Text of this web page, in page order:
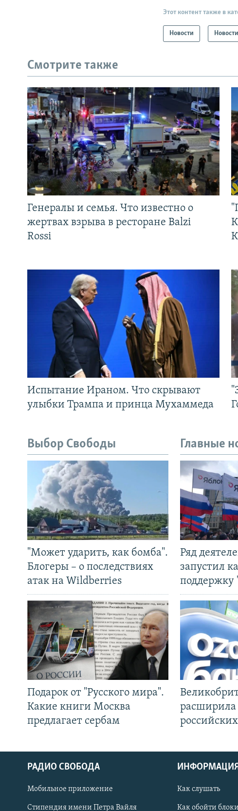
СОЦИАЛЬНЫЕ СЕТИ
Этот контент также в
Новости
Смотрите также
Генералы и семья. Что известно о
жертвах взрыва в ресторане Balzi
Rossi
Испытание Ираном. Что скрывают
улыбки Трампа и принца Мухаммеда
Выбор Свободы
"Может ударить, как бомба".
Блогеры – о последствиях
атак на Wildberries
Подарок от "Русского мира".
Какие книги Москва
предлагает сербам
Главные
Ряд
запустил
поддержку
расширила
РАДИО СВОБОДА
Мобильное приложение
Стипендия имени Петра Вайля
Как слушать
Как обойти